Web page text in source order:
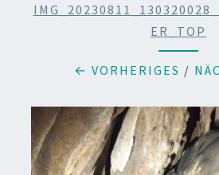
ER_TOP
← VORHERIGES /